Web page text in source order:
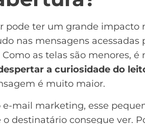
pode ter um grande impacto
nas mensagens acessadas
as telas são menores, é
a curiosidade do
é muito maior.
e-mail marketing, esse
destinatário consegue ver.